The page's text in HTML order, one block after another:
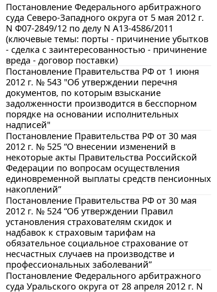
Постановление Федерального арбитражного
суда Северо-Западного округа от 5 мая 2012 г.
N Ф07-2849/12 по делу N А13-4586/2011
(ключевые темы: порты - причинение убытков
- сделка с заинтересованностью - причинение
вреда - договор поставки)
Постановление Правительства РФ от 1 июня
2012 г. № 543 "Об утверждении перечня
документов, по которым взыскание
задолженности производится в бесспорном
порядке на основании исполнительных
надписей"
Постановление Правительства РФ от 30 мая
2012 г. № 525 “О внесении изменений в
некоторые акты Правительства Российской
Федерации по вопросам осуществления
единовременной выплаты средств пенсионных
накоплений”
Постановление Правительства РФ от 30 мая
2012 г. № 524 “Об утверждении Правил
установления страхователям скидок и
надбавок к страховым тарифам на
обязательное социальное страхование от
несчастных случаев на производстве и
профессиональных заболеваний”
Постановление Федерального арбитражного
суда Уральского округа от 28 апреля 2012 г. N